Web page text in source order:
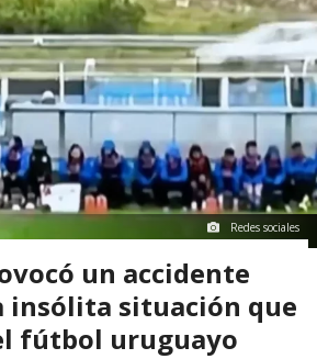
Redes sociales
un accidente
insólita situación que
fútbol uruguayo